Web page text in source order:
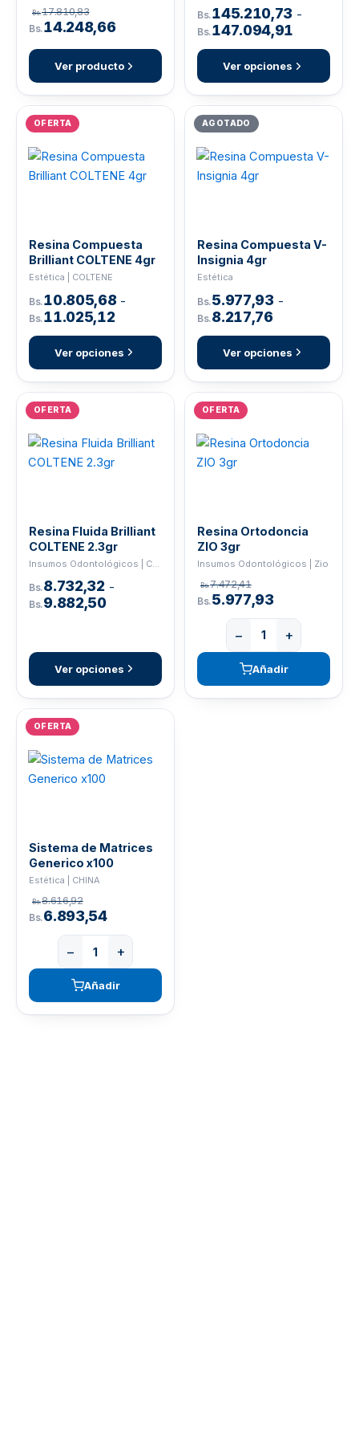
Bs.17.810,83
Bs.14.248,66
Ver producto
Bs.145.210,73 -
Bs.147.094,91
Ver opciones
OFERTA
Resina Compuesta
Brilliant COLTENE 4gr
Estética | COLTENE
Bs.10.805,68 -
Bs.11.025,12
Ver opciones
AGOTADO
Resina Compuesta V-
Insignia 4gr
Estética
Bs.5.977,93 -
Bs.8.217,76
Ver opciones
OFERTA
Resina Fluida Brilliant
COLTENE 2.3gr
Bs.8.732,32 -
Bs.9.882,50
Ver opciones
OFERTA
Resina Ortodoncia
ZIO 3gr
Insumos Odontológicos | Zio
Bs.7.472,41
Bs.5.977,93
− +
Añadir
OFERTA
Sistema de Matrices
Generico x100
Estética | CHINA
Bs.8.616,92
Bs.6.893,54
− +
Añadir